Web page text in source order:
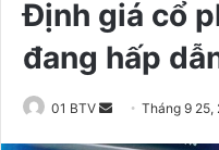
Định giá cổ
đang hấp
01 BTV Tháng 9 25,